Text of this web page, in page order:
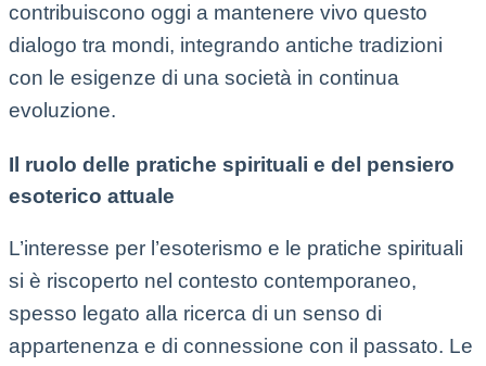
contribuiscono oggi a mantenere vivo questo
dialogo tra mondi, integrando antiche tradizioni
con le esigenze di una società in continua
evoluzione.
Il ruolo delle pratiche spirituali e del pensiero
esoterico attuale
L’interesse per l’esoterismo e le pratiche spirituali
si è riscoperto nel contesto contemporaneo,
spesso legato alla ricerca di un senso di
appartenenza e di connessione con il passato. Le